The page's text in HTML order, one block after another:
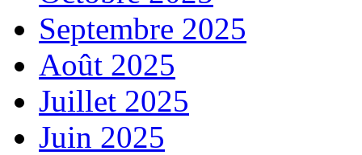
Septembre 2025
Août 2025
Juillet 2025
Juin 2025